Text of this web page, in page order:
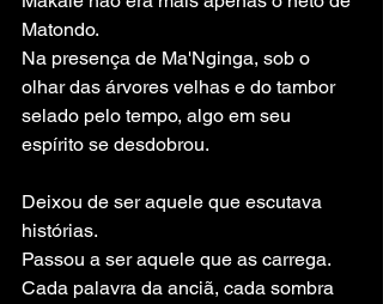
Matondo.
Na presença de Ma'Nginga, sob o
olhar das árvores velhas e do tambor
selado pelo tempo, algo em seu
espírito se desdobrou.
Deixou de ser aquele que escutava
histórias.
Passou a ser aquele que as carrega.
Cada palavra da anciã, cada sombra